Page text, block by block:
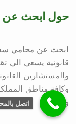
حول ابحث عن
ابحث عن محامي
قانونية يسعى الى
والمستشارين
وكافة مناطق
والتوكيل
اتصل